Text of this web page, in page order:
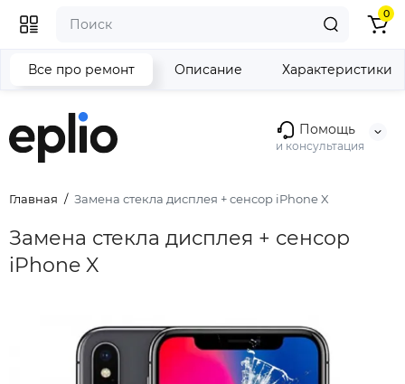
Помощь
и консультация
0
Главная Замена стекла дисплея + сенсор iPhone X
Замена стекла дисплея + сенсор
iPhone X
Все про ремонт Описание Характеристики